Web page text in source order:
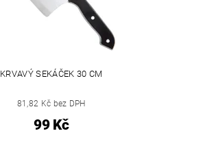
KRVAVÝ SEKÁČEK 30 CM
81,82 Kč bez DPH
99 Kč